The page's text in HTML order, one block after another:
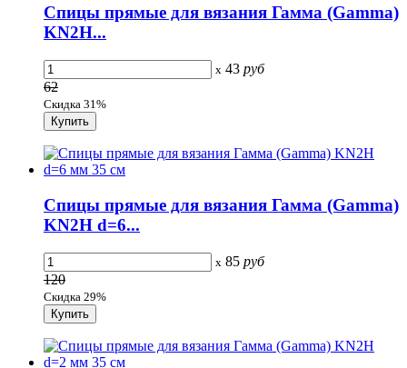
Спицы прямые для вязания Гамма (Gamma)
KN2H...
x 43 руб
62
Скидка 31%
Спицы прямые для вязания Гамма (Gamma)
KN2H d=6...
x 85 руб
120
Скидка 29%